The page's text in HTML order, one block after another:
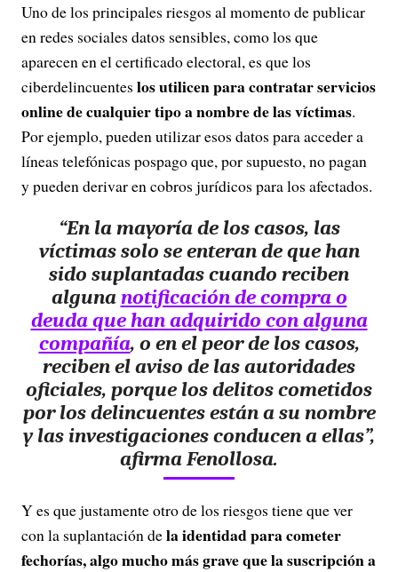
Uno de los principales riesgos al momento de publicar
en redes sociales datos sensibles, como los que
aparecen en el certificado electoral, es que los
ciberdelincuentes los utilicen para contratar servicios
online de cualquier tipo a nombre de las víctimas.
Por ejemplo, pueden utilizar esos datos para acceder a
líneas telefónicas pospago que, por supuesto, no pagan
y pueden derivar en cobros jurídicos para los afectados.
“En la mayoría de los casos, las
víctimas solo se enteran de que han
sido suplantadas cuando reciben
algunanotificación de compra o
deuda que han adquirido con alguna
compañía, o en el peor de los casos,
reciben el aviso de las autoridades
oficiales, porque los delitos cometidos
por los delincuentes están a su nombre
y las investigaciones conducen a ellas”,
afirma Fenollosa.
Y es que justamente otro de los riesgos tiene que ver
con la suplantación dela identidad para cometer
fechorías, algo mucho más grave que la suscripción a